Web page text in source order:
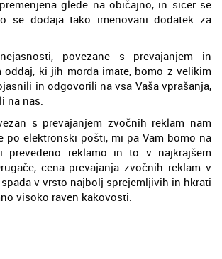
glede na običajno, in sicer se
se dodaja tako imenovani dodatek za
povezane s prevajanjem in
oddaj, ki jih morda imate, bomo z velikim
in odgovorili na vsa Vaša vprašanja,
na nas.
s prevajanjem zvočnih reklam nam
po elektronski pošti, mi pa Vam bomo na
prevedeno reklamo in to v najkrajšem
cena prevajanja zvočnih reklam v
v vrsto najbolj sprejemljivih in hkrati
visoko raven kakovosti.